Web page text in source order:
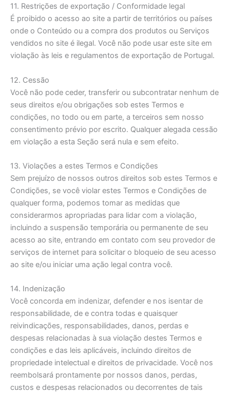
11. Restrições de exportação / Conformidade legal
É proibido o acesso ao site a partir de territórios ou países
onde o Conteúdo ou a compra dos produtos ou Serviços
vendidos no site é ilegal. Você não pode usar este site em
violação às leis e regulamentos de exportação de Portugal.
12. Cessão
Você não pode ceder, transferir ou subcontratar nenhum de
seus direitos e/ou obrigações sob estes Termos e
condições, no todo ou em parte, a terceiros sem nosso
consentimento prévio por escrito. Qualquer alegada cessão
em violação a esta Seção será nula e sem efeito.
13. Violações a estes Termos e Condições
Sem prejuízo de nossos outros direitos sob estes Termos e
Condições, se você violar estes Termos e Condições de
qualquer forma, podemos tomar as medidas que
considerarmos apropriadas para lidar com a violação,
incluindo a suspensão temporária ou permanente de seu
acesso ao site, entrando em contato com seu provedor de
serviços de internet para solicitar o bloqueio de seu acesso
ao site e/ou iniciar uma ação legal contra você.
14. Indenização
Você concorda em indenizar, defender e nos isentar de
responsabilidade, de e contra todas e quaisquer
reivindicações, responsabilidades, danos, perdas e
despesas relacionadas à sua violação destes Termos e
condições e das leis aplicáveis, incluindo direitos de
propriedade intelectual e direitos de privacidade. Você nos
reembolsará prontamente por nossos danos, perdas,
custos e despesas relacionados ou decorrentes de tais